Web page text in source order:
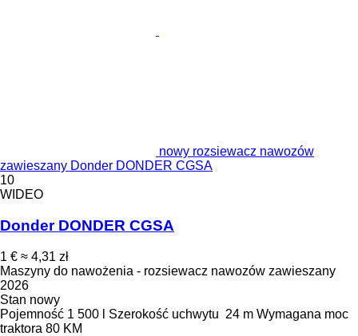
nowy rozsiewacz nawozów
zawieszany Donder DONDER CGSA
10
WIDEO
Donder DONDER CGSA
1 € ≈ 4,31 zł
Maszyny do nawożenia - rozsiewacz nawozów zawieszany
2026
Stan nowy
Pojemność 1 500 l Szerokość uchwytu 24 m Wymagana moc
traktora 80 KM